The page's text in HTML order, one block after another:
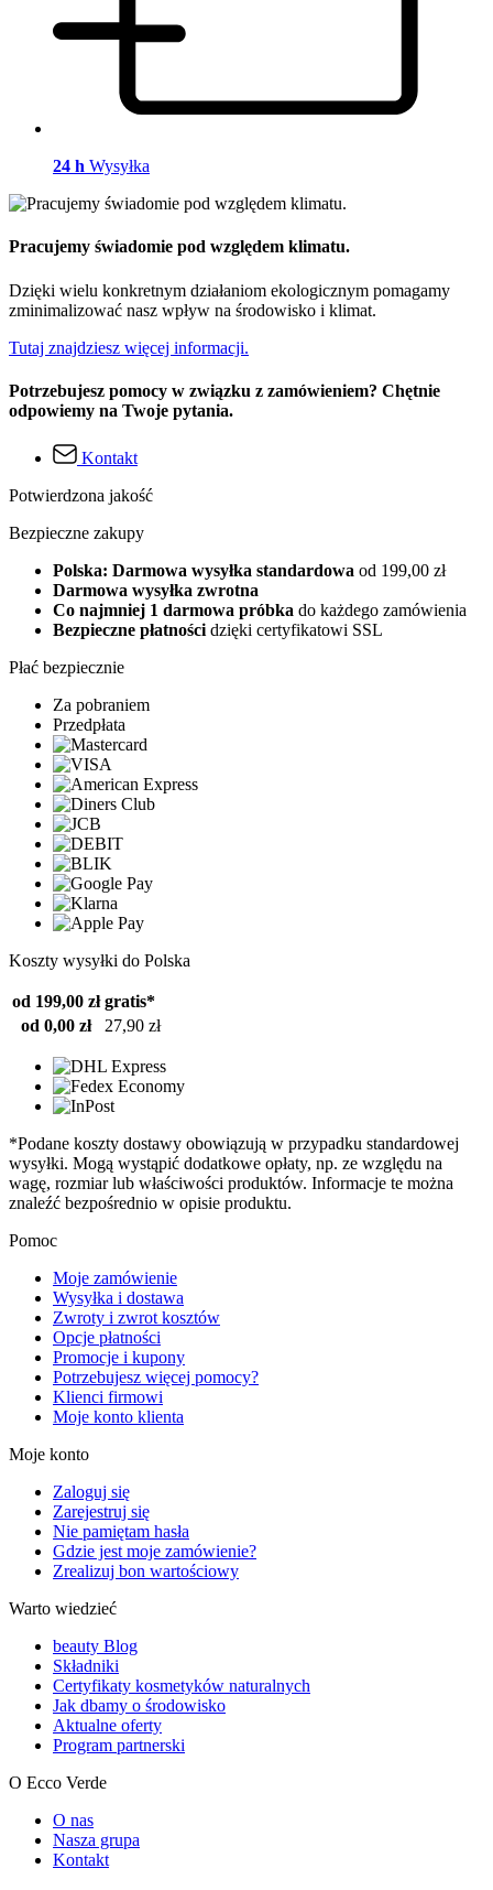
24 h Wysyłka
Pracujemy świadomie pod względem klimatu.
Dzięki wielu konkretnym działaniom ekologicznym pomagamy
zminimalizować nasz wpływ na środowisko i klimat.
Tutaj znajdziesz więcej informacji.
Potrzebujesz pomocy w związku z zamówieniem? Chętnie
odpowiemy na Twoje pytania.
Kontakt
Potwierdzona jakość
Bezpieczne zakupy
Polska: Darmowa wysyłka standardowa od 199,00 zł
Darmowa wysyłka zwrotna
Co najmniej 1 darmowa próbka do każdego zamówienia
Bezpieczne płatności dzięki certyfikatowi SSL
Płać bezpiecznie
Za pobraniem
Przedpłata
Koszty wysyłki do Polska
od 199,00 zł gratis*
od 0,00 zł
27,90 zł
*Podane koszty dostawy obowiązują w przypadku standardowej
wysyłki. Mogą wystąpić dodatkowe opłaty, np. ze względu na
wagę, rozmiar lub właściwości produktów. Informacje te można
znaleźć bezpośrednio w opisie produktu.
Pomoc
Moje zamówienie
Wysyłka i dostawa
Zwroty i zwrot kosztów
Opcje płatności
Promocje i kupony
Potrzebujesz więcej pomocy?
Klienci firmowi
Moje konto klienta
Moje konto
Zaloguj się
Zarejestruj się
Nie pamiętam hasła
Gdzie jest moje zamówienie?
Zrealizuj bon wartościowy
Warto wiedzieć
beauty Blog
Składniki
Certyfikaty kosmetyków naturalnych
Jak dbamy o środowisko
Aktualne oferty
Program partnerski
O Ecco Verde
O nas
Nasza grupa
Kontakt